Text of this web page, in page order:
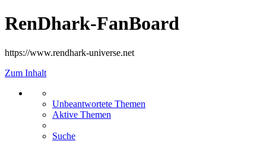
RenDhark-FanBoard
https://www.rendhark-universe.net
Zum Inhalt
Unbeantwortete Themen
Aktive Themen
Suche